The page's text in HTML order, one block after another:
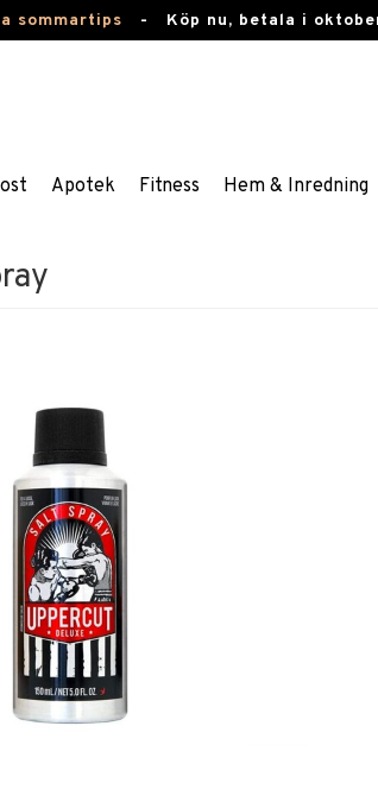
sommartips - Köp nu, betala i
Apotek Fitness Hem & Inredning